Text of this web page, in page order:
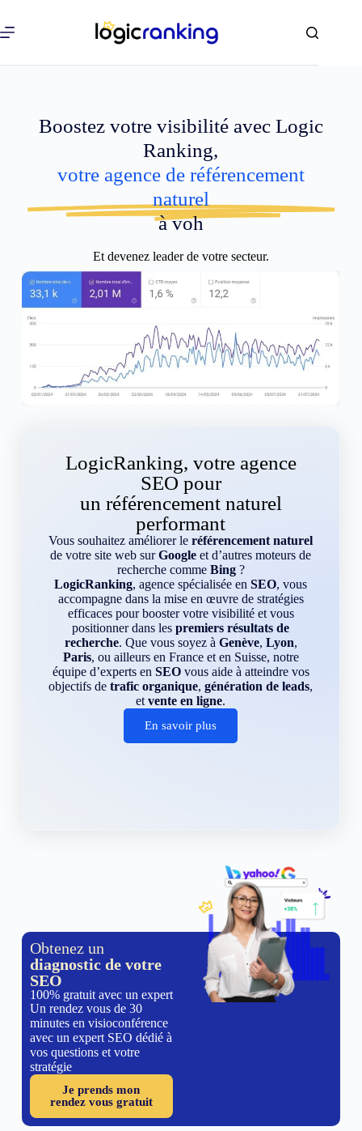
Boostez votre visibilité avec Logic
Ranking,
votre agence de référencement
naturel
à voh
Et devenez leader de votre secteur.
LogicRanking, votre agence
SEO pour
un référencement naturel
performant
Vous souhaitez améliorer leréférencement naturel
de votre site web surGoogle et d’autres moteurs de
recherche comme Bing?
LogicRanking, agence spécialisée enSEO, vous
accompagne dans la mise en œuvre de stratégies
efficaces pour booster votre visibilité et vous
positionner dans lespremiers résultats de
recherche. Que vous soyez à Genève, Lyon,
Paris, ou ailleurs en France et en Suisse, notre
équipe d’experts en SEOvous aide à atteindre vos
objectifs detrafic organique,génération de leads,
etvente en ligne.
En savoir plus
Obtenez un
diagnostic de votre
SEO
100% gratuit avec un expert
Un rendez vous de 30
minutes en visioconférence
avec un expert SEO dédié à
vos questions et votre
stratégie
Je prends mon
rendez vous gratuit